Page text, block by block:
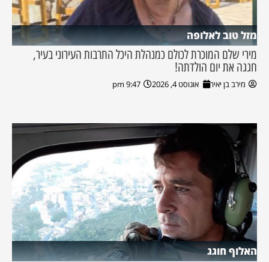
מזל טוב לאלופה
מירי שלם המוכרת לכולם כמנהלת היכל התרבות העירוני בעיר,
חגגה את יום הולדתה!
מירב בן יאיר אוגוסט 4, 2026 9:47 pm
האלוף חוגג